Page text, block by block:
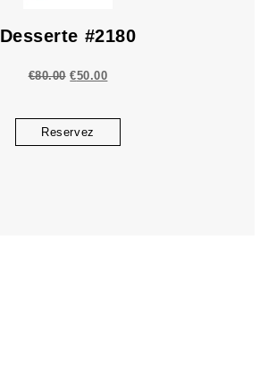
Desserte #2180
€80.00 €50.00
Reservez